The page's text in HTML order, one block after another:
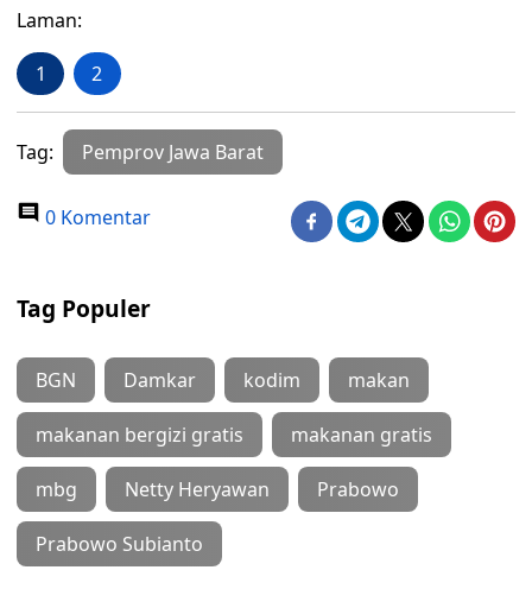
Laman:
1 2
Tag: Pemprov Jawa Barat
0 Komentar
Tag Populer
BGN Damkar kodim makan
makanan bergizi gratis makanan gratis
mbg Netty Heryawan Prabowo
Prabowo Subianto